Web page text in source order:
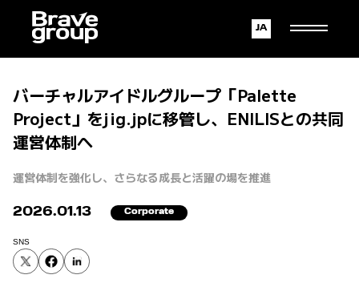
English
Japanese
バーチャルアイドルグループ「Palette
Project」をjig.jpに移管し、ENILISとの共同
運営体制へ
運営体制を強化し、さらなる成長と活躍の場を推進
2026.01.13 Corporate
SNS